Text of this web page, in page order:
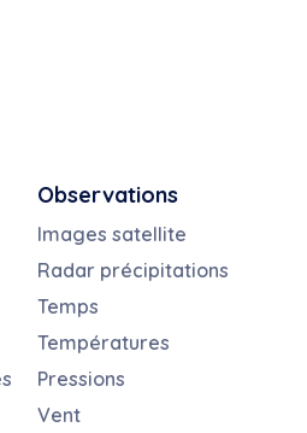
Observations
Images satellite
Radar précipitations
Temps
Températures
Pressions
Vent